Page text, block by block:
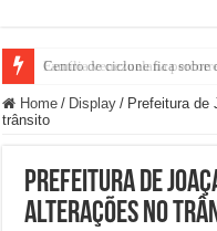
Centro de ciclone fica sobre
Home / Display / Prefeitura de
trânsito
Prefeitura de
alterações no